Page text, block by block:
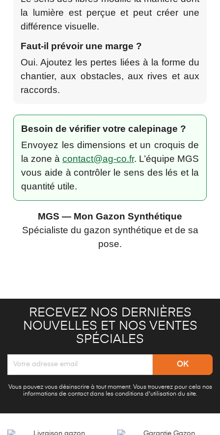
la lumière est perçue et peut créer une
différence visuelle.
Faut-il prévoir une marge ?
Oui. Ajoutez les pertes liées à la forme du
chantier, aux obstacles, aux rives et aux
raccords.
Besoin de vérifier votre calepinage ?
Envoyez les dimensions et un croquis de
la zone à contact@ag-co.fr. L’équipe MGS
vous aide à contrôler le sens des lés et la
quantité utile.
MGS — Mon Gazon Synthétique
Spécialiste du gazon synthétique et de sa
pose.
RECEVEZ NOS DERNIÈRES
NOUVELLES ET NOS VENTES
SPÉCIALES
Vous pouvez vous désinscrire à tout moment. Vous trouverez pour cela nos
informations de contact dans les conditions d'utilisation du site.